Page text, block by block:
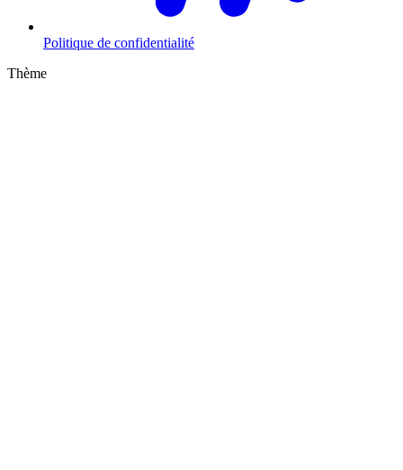
Politique de confidentialité
Thème